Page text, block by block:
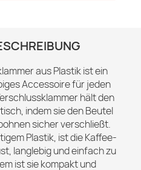
aus Plastik ist ein
Accessoire für jeden
hält den
indem sie den Beutel
sicher verschließt.
Plastik, ist die Kaffee-
langlebig und einfach zu
ist sie kompakt und